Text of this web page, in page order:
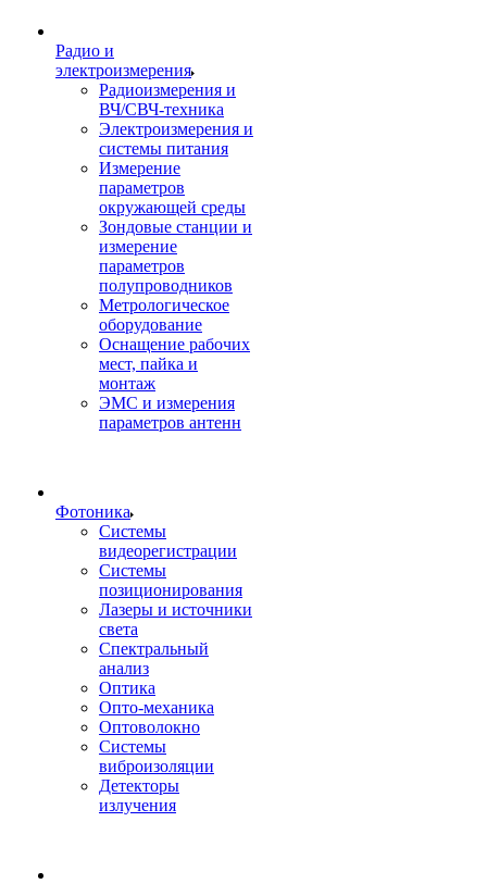
Радио и
электроизмерения
Радиоизмерения и
ВЧ/СВЧ-техника
Электроизмерения и
системы питания
Измерение
параметров
окружающей среды
Зондовые станции и
измерение
параметров
полупроводников
Метрологическое
оборудование
Оснащение рабочих
мест, пайка и
монтаж
ЭМС и измерения
параметров антенн
Фотоника
Cистемы
видеорегистрации
Системы
позиционирования
Лазеры и источники
света
Спектральный
анализ
Оптика
Опто-механика
Оптоволокно
Системы
виброизоляции
Детекторы
излучения